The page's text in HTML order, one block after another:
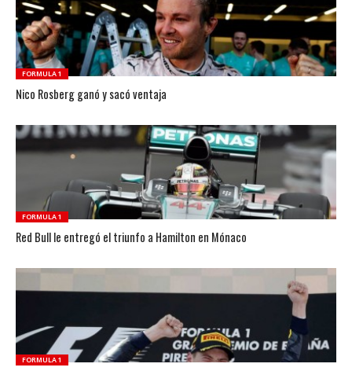
FORMULA 1
Nico Rosberg ganó y sacó ventaja
FORMULA 1
Red Bull le entregó el triunfo a Hamilton en Mónaco
FORMULA 1